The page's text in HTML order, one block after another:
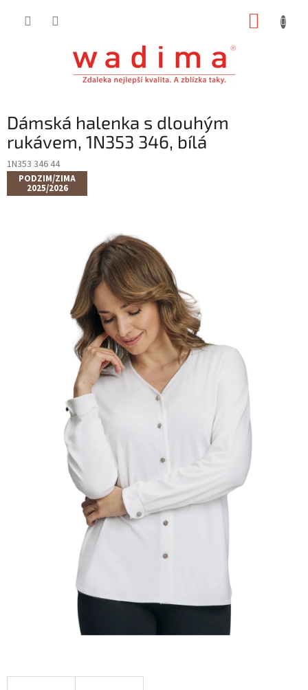
Dámská halenka s dlouhým
rukávem, 1N353 346, bílá
1N353 346 44
PODZIM/ZIMA
2025/2026